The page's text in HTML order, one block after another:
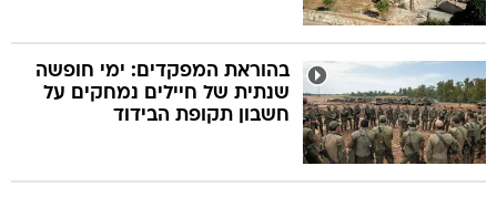
בהוראת המפקדים: ימי חופשה
שנתית של חיילים נמחקים על
חשבון תקופת הבידוד